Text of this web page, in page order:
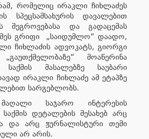
რომელიც ირაკლი ჩიხლაძეს
სპეცსამსახურის დავალებით
შეგროვებასა და გადაცემას
გრიფი „საიდუმლო“ დაადო,
ჩიხლაძის ადვოკატს, გიორგი
მოაწერინა
მასალებზე საუბარი
ირაკლი ჩიხლაძე ამ ეტაპზე
სარგებლობს.
საჯარო ინტერესის
საქმის დეტალების შესახებ არც
და არც ჟურნალისტური თემი
არ არის.